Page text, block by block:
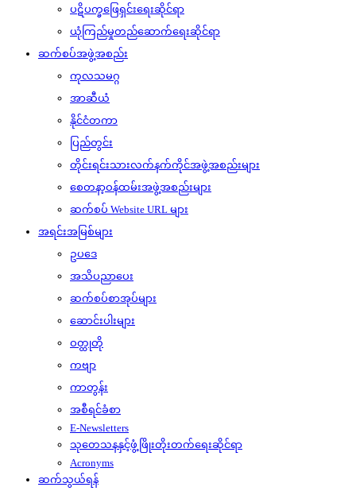
ပဋိပက္ခဖြေရှင်းရေးဆိုင်ရာ
ယုံကြည်မှုတည်ဆောက်ရေးဆိုင်ရာ
ဆက်စပ်အဖွဲ့အစည်း
ကုလသမဂ္ဂ
အာဆီယံ
နိုင်ငံတကာ
ပြည်တွင်း
တိုင်းရင်းသားလက်နက်ကိုင်အဖွဲ့အစည်းများ
စေတနာ့ဝန်ထမ်းအဖွဲ့အစည်းများ
ဆက်စပ် Website URL များ
အရင်းအမြစ်များ
ဥပဒေ
အသိပညာပေး
ဆက်စပ်စာအုပ်များ
ဆောင်းပါးများ
ဝတ္ထုတို
ကဗျာ
ကာတွန်း
အစီရင်ခံစာ
E-Newsletters
သုတေသနနှင့်ဖွံ့ဖြိုးတိုးတက်ရေးဆိုင်ရာ
Acronyms
ဆက်သွယ်ရန်